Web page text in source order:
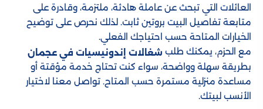
العائلات التي تبحث عن عاملة هادئة، ملتزمة، وقادرة على
متابعة تفاصيل البيت بروتين ثابت. لذلك نحرص على توضيح
الخيارات المتاحة حسب احتياجك الفعلي.
مع الحزم، يمكنك طلب شغالات إندونيسيات في عجمان
بطريقة سهلة وواضحة، سواء كنت تحتاج خدمة مؤقتة أو
مساعدة منزلية مستمرة حسب المتاح. تواصل معنا لاختيار
الأنسب لبيتك.